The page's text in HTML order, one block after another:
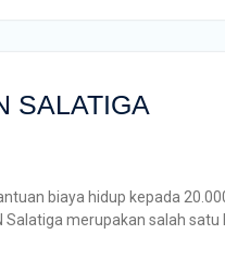
SALATIGA
biaya hidup kepada
merupakan salah satu